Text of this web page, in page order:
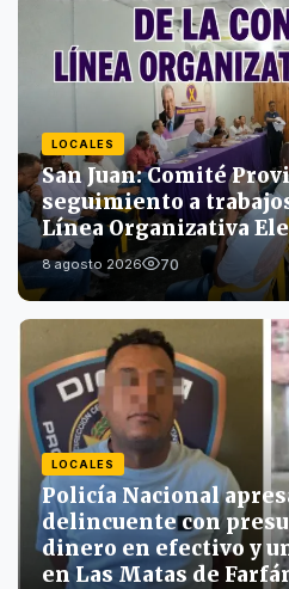
LOCALES
San Juan: Comité
seguimiento a
Línea Organizativa
8 agosto 2026 70
LOCALES
Policía Nacional
delincuente con
dinero en efectivo y
en Las Matas de